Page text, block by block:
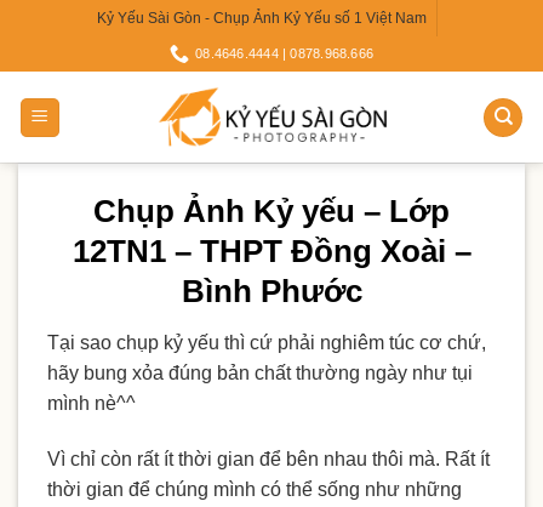
content
Kỷ Yếu Sài Gòn - Chụp Ảnh Kỷ Yếu số 1 Việt Nam
08.4646.4444 | 0878.968.666
Chụp Ảnh Kỷ yếu – Lớp
12TN1 – THPT Đồng Xoài –
Bình Phước
Tại sao chụp kỷ yếu thì cứ phải nghiêm túc cơ chứ,
hãy bung xỏa đúng bản chất thường ngày như tụi
mình nè^^
Vì chỉ còn rất ít thời gian để bên nhau thôi mà. Rất ít
thời gian để chúng mình có thể sống như những